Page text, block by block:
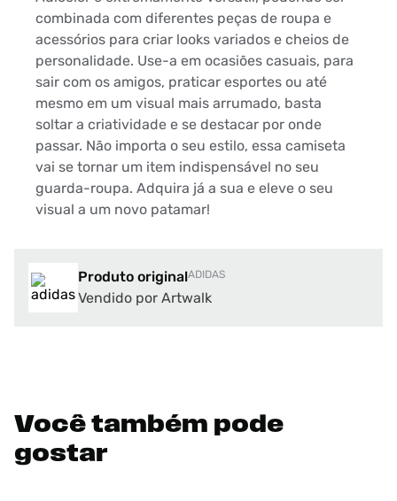
combinada com diferentes peças de roupa e
acessórios para criar looks variados e cheios de
personalidade. Use-a em ocasiões casuais, para
sair com os amigos, praticar esportes ou até
mesmo em um visual mais arrumado, basta
soltar a criatividade e se destacar por onde
passar. Não importa o seu estilo, essa camiseta
vai se tornar um item indispensável no seu
guarda-roupa. Adquira já a sua e eleve o seu
visual a um novo patamar!
Produto originalADIDAS
Vendido por Artwalk
Você também pode
gostar